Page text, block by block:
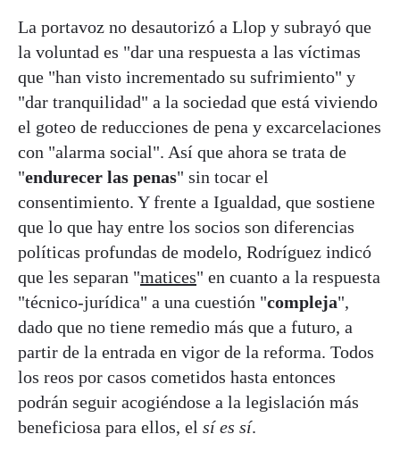
La portavoz no desautorizó a Llop y subrayó que
la voluntad es "dar una respuesta a las víctimas
que "han visto incrementado su sufrimiento" y
"dar tranquilidad" a la sociedad que está viviendo
el goteo de reducciones de pena y excarcelaciones
con "alarma social". Así que ahora se trata de
"endurecer las penas" sin tocar el
consentimiento. Y frente a Igualdad, que sostiene
que lo que hay entre los socios son diferencias
políticas profundas de modelo, Rodríguez indicó
que les separan "matices" en cuanto a la respuesta
"técnico-jurídica" a una cuestión "compleja",
dado que no tiene remedio más que a futuro, a
partir de la entrada en vigor de la reforma. Todos
los reos por casos cometidos hasta entonces
podrán seguir acogiéndose a la legislación más
beneficiosa para ellos, el sí es sí.